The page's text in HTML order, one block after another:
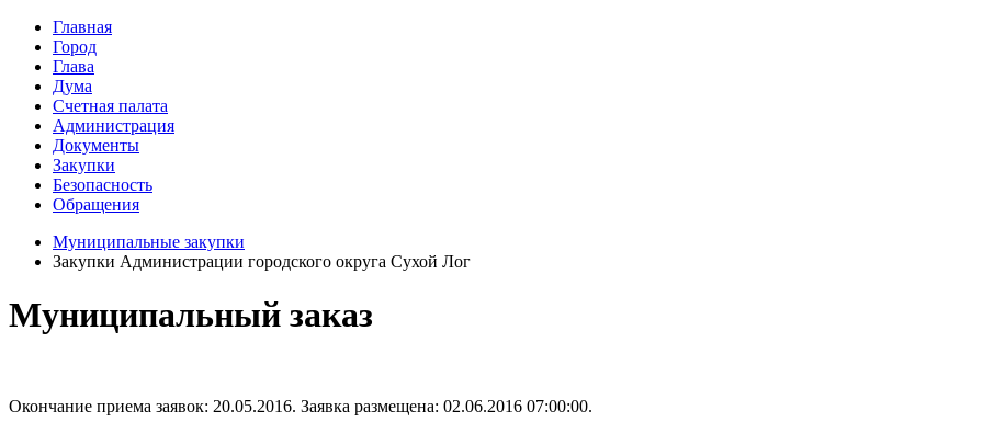
Главная
Город
Глава
Дума
Счетная палата
Администрация
Документы
Закупки
Безопасность
Обращения
Муниципальные закупки
Закупки Администрации городского округа Сухой Лог
Муниципальный заказ
Окончание приема заявок: 20.05.2016. Заявка размещена: 02.06.2016 07:00:00.